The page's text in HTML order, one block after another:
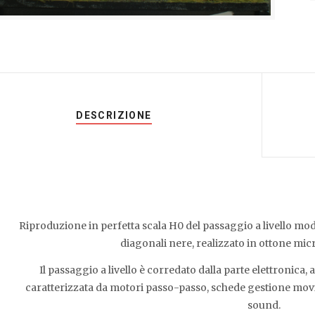
DESCRIZIONE
Riproduzione in perfetta scala H0 del passaggio a livello
diagonali nere, realizzato in ottone
Il passaggio a livello è corredato dalla parte elettronica,
caratterizzata da motori passo-passo, schede gestione
sound.